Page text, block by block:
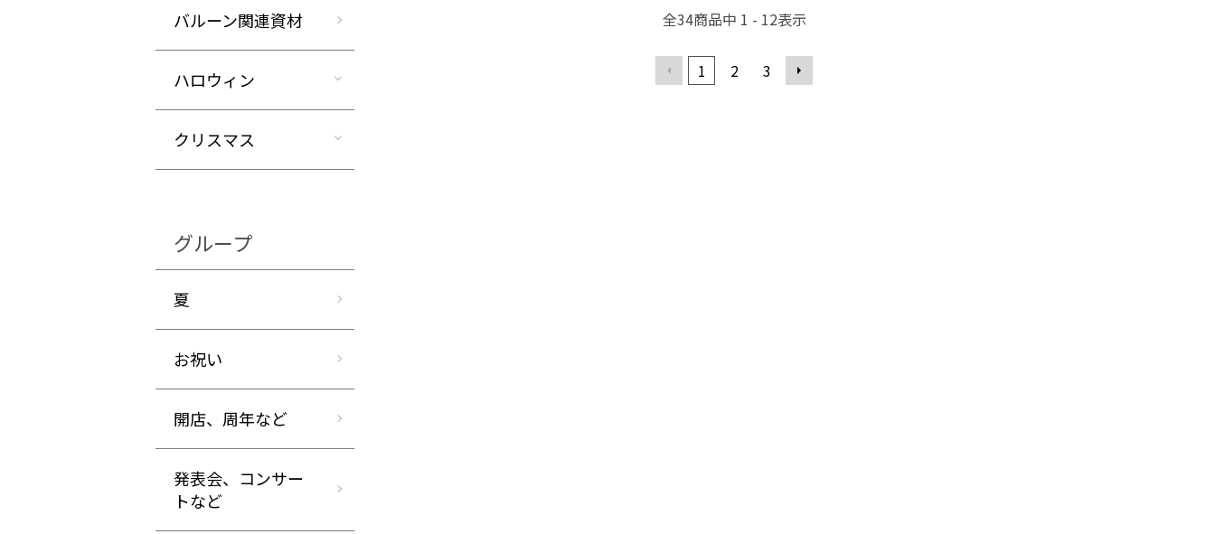
全34商品中 1 - 12表示
1 2 3
バルーン関連資材
ハロウィン
クリスマス
グループ
夏
お祝い
開店、周年など
発表会、コンサー
トなど